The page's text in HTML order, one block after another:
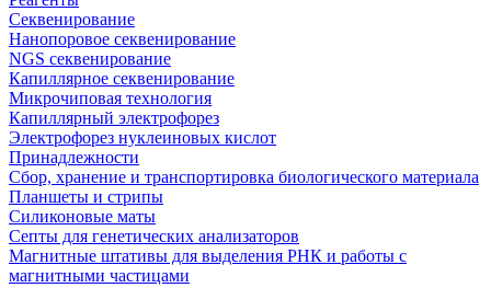
Секвенирование
Нанопоровое секвенирование
NGS секвенирование
Капиллярное секвенирование
Микрочиповая технология
Капиллярный электрофорез
Электрофорез нуклеиновых кислот
Принадлежности
Сбор, хранение и транспортировка биологического материала
Планшеты и стрипы
Силиконовые маты
Септы для генетических анализаторов
Магнитные штативы для выделения РНК и работы с
магнитными частицами